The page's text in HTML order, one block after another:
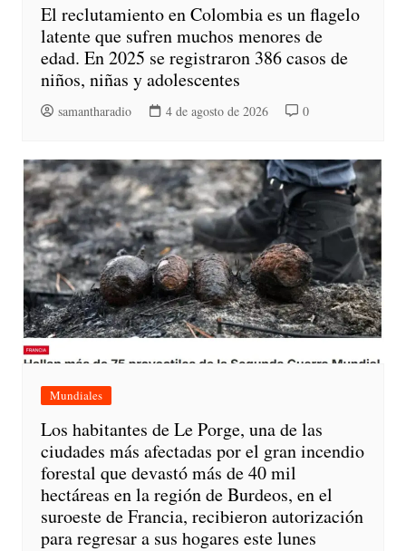
El reclutamiento en Colombia es un flagelo
latente que sufren muchos menores de
edad. En 2025 se registraron 386 casos de
niños, niñas y adolescentes
samantharadio 4 de agosto de 2026 0
Mundiales
Los habitantes de Le Porge, una de las
ciudades más afectadas por el gran incendio
forestal que devastó más de 40 mil
hectáreas en la región de Burdeos, en el
suroeste de Francia, recibieron autorización
para regresar a sus hogares este lunes